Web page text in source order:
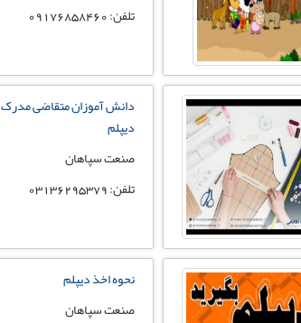
تلفن: 09176858460
دانش آموزان متقاضی مدرک
دیپلم
صنعت سپاهان
تلفن: 03136295379
نحوه اخذ دیپلم
صنعت سپاهان